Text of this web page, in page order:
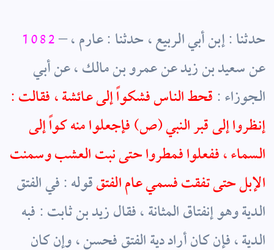
1082
– حدثنا: إبن أبي الربيع ، حدثنا : عارم ،
عن سعيد بن زيد عن عمرو بن مالك ، عن أبي
الجوزاء :قحط الناس فشكواً إلى عائشة ، فقالت :
إنظروا إلى قبر النبي(ص)فإجعلوا منه كواً إلى
السماء ، ففعلوا فمطروا حتى نبت العشب وسمنت
الإبل حتى تفقت فسمي عام الفتققوله : في الفتق
الدية وهو إنفتاق المثانة ، فقال زيد بن ثابت : فبه
الدية ، فإن كان أراد دية الفتق فحسن ، وإن كان